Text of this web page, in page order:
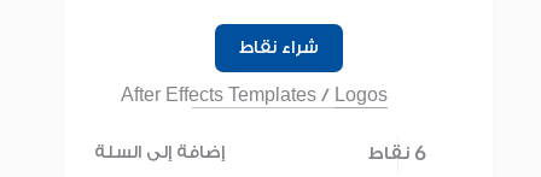
شراء نقاط
After Effects Templates / Logos
6 نقاط إضافة إلى السلة